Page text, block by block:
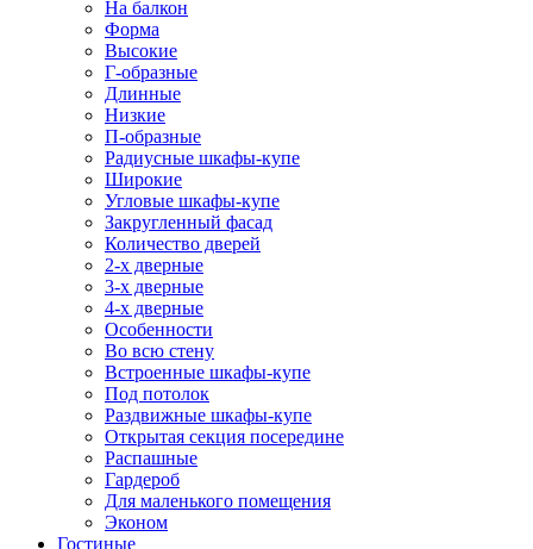
На балкон
Форма
Высокие
Г-образные
Длинные
Низкие
П-образные
Радиусные шкафы-купе
Широкие
Угловые шкафы-купе
Закругленный фасад
Количество дверей
2-х дверные
3-х дверные
4-х дверные
Особенности
Во всю стену
Встроенные шкафы-купе
Под потолок
Раздвижные шкафы-купе
Открытая секция посередине
Распашные
Гардероб
Для маленького помещения
Эконом
Гостиные